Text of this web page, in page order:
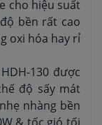
cho hiệu suất
bền rất cao
oxi hóa hay rỉ
HDH-130 được
độ sấy mát
nhàng bền